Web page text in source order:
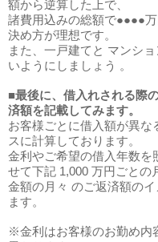
額から逆算した上で、
諸費用込みの総額で●●●●
決め方が理想です。
また、一戸建てと マンシ
いようにしましょう 。
■最後に、借入れされる際
済額を記載してみます。
お客様ごとに借入額が異な
スに計算しております。
金利やご希望の借入年数を
せて下記 1,000 万円ごとの
金額の月々 のご返済額の
ます。
※金利はお客様のお勤め内